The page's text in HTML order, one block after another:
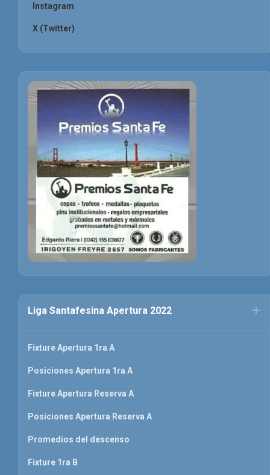
Instagram
X (Twitter)
Liga Santafesina Apertura 2022
Fixture Apertura 1ra A
Posiciones Apertura 1ra A
Fixture Apertura Reserva A
Posiciones Apertura Reserva A
Promedios del descenso
Fixture 1ra B